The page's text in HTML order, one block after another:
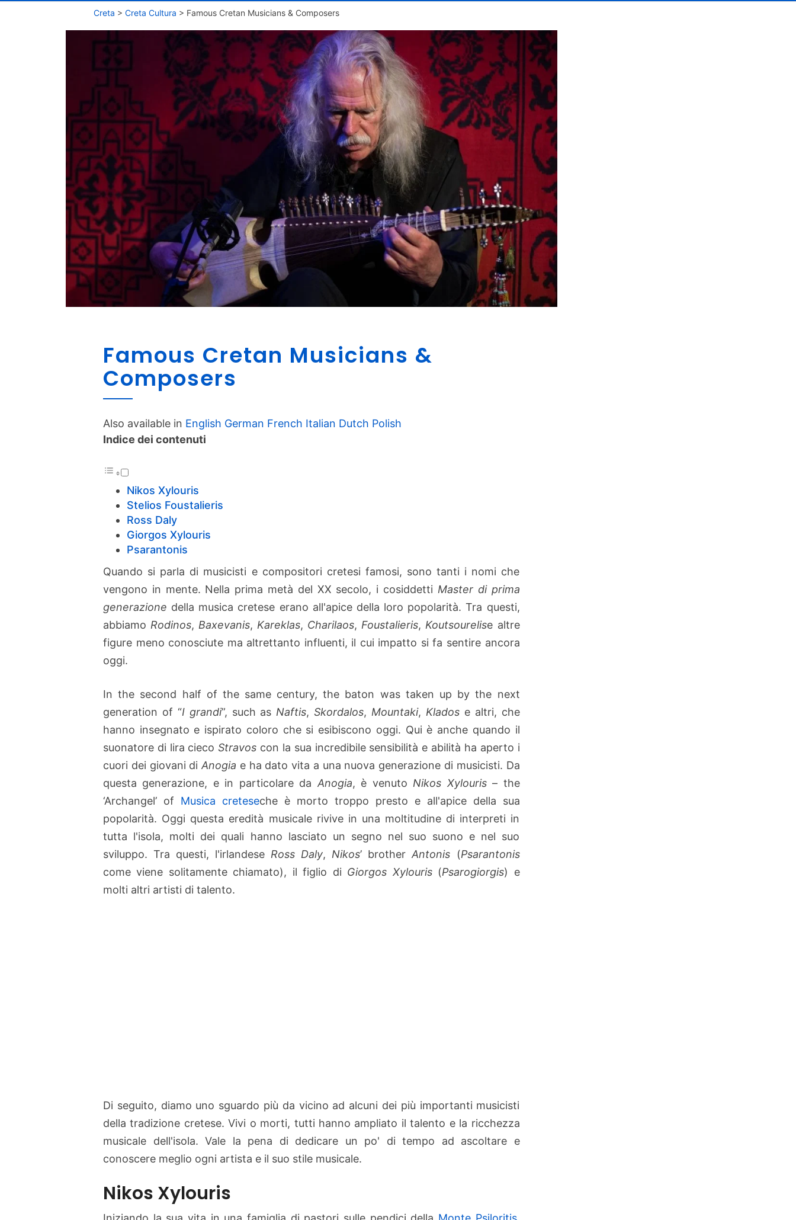
Creta > Creta Cultura > Famous Cretan Musicians & Composers
a
C
c
i
a
n
s
&
m
p
o
e
r
s
Famous Cretan Musicians &
Composers
Also available in English German French Italian Dutch Polish
Indice dei contenuti
Nikos Xylouris
Stelios Foustalieris
Ross Daly
Giorgos Xylouris
Psarantonis
Quando si parla di musicisti e compositori cretesi famosi, sono tanti i nomi che
vengono in mente. Nella prima metà del XX secolo, i cosiddetti Master di prima
generazione della musica cretese erano all'apice della loro popolarità. Tra questi,
abbiamo Rodinos, Baxevanis, Kareklas, Charilaos, Foustalieris, Koutsourelise altre
figure meno conosciute ma altrettanto influenti, il cui impatto si fa sentire ancora
oggi.
In the second half of the same century, the baton was taken up by the next
generation of “I grandi”, such as Naftis,Skordalos, Mountaki, Kladose altri, che
hanno insegnato e ispirato coloro che si esibiscono oggi. Qui è anche quando il
suonatore di lira ciecoStravos con la sua incredibile sensibilità e abilità ha aperto i
cuori dei giovani diAnogia e ha dato vita a una nuova generazione di musicisti. Da
questa generazione, e in particolare da Anogia, è venuto Nikos Xylouris– the
‘Archangel’ of Musica creteseche è morto troppo presto e all'apice della sua
popolarità. Oggi questa eredità musicale rivive in una moltitudine di interpreti in
tutta l'isola, molti dei quali hanno lasciato un segno nel suo suono e nel suo
sviluppo. Tra questi, l'irlandese Ross Daly, Nikos’ brotherAntonis (Psarantonis
come viene solitamente chiamato), il figlio di Giorgos Xylouris(Psarogiorgis) e
molti altri artisti di talento.
Di seguito, diamo uno sguardo più da vicino ad alcuni dei più importanti musicisti
della tradizione cretese. Vivi o morti, tutti hanno ampliato il talento e la ricchezza
musicale dell'isola. Vale la pena di dedicare un po' di tempo ad ascoltare e
conoscere meglio ogni artista e il suo stile musicale.
Nikos Xylouris